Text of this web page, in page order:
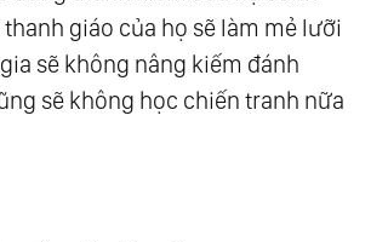
giáo của họ sẽ làm mẻ lưỡi
sẽ không nâng kiếm đánh
sẽ không học chiến tranh nữa